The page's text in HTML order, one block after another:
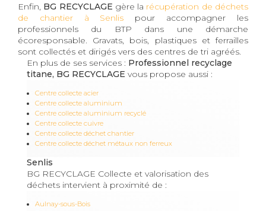
Enfin, BG RECYCLAGE gère la récupération de déchets
de chantier à Senlis pour accompagner les
professionnels du BTP dans une démarche
écoresponsable. Gravats, bois, plastiques et ferrailles
sont collectés et dirigés vers des centres de tri agréés.
En plus de ses services : Professionnel recyclage
titane, BG RECYCLAGE vous propose aussi :
Centre collecte acier
Centre collecte aluminium
Centre collecte aluminium recyclé
Centre collecte cuivre
Centre collecte déchet chantier
Centre collecte déchet métaux non ferreux
Senlis
BG RECYCLAGE Collecte et valorisation des
déchets intervient à proximité de :
Aulnay-sous-Bois